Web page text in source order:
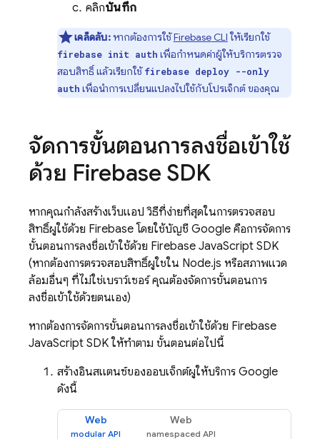
คลิกบันทึก
เคล็ดลับ:หากต้องการใช้FirebaseCLI ให้เรียกใช้
firebase init auth เพื่อกำหนดค่าผู้ให้บริการตรวจ
สอบสิทธิ์ แล้วเรียกใช้firebase deploy --only
auth เพื่อนำการเปลี่ยนแปลงไปใช้กับโปรเจ็กต์ ของคุณ
จัดการขั้นตอนการลงชื่อเข้าใช้
ด้วย Firebase SDK
หากคุณกำลังสร้างเว็บแอป วิธีที่ง่ายที่สุดในการตรวจสอบ
สิทธิ์ผู้ใช้ด้วย Firebase โดยใช้บัญชี Google คือการจัดการ
ขั้นตอนการลงชื่อเข้าใช้ด้วย Firebase JavaScript SDK
(หากต้องการตรวจสอบสิทธิ์ผู้ใช้ใน Node.js หรือสภาพแวด
ล้อมอื่นๆ ที่ไม่ใช่เบราว์เซอร์ คุณต้องจัดการขั้นตอนการ
ลงชื่อเข้าใช้ด้วยตนเอง)
หากต้องการจัดการขั้นตอนการลงชื่อเข้าใช้ด้วย Firebase
JavaScript SDK ให้ทำตาม ขั้นตอนต่อไปนี้
สร้างอินสแตนซ์ของออบเจ็กต์ผู้ให้บริการ Google
ดังนี้
Web Web